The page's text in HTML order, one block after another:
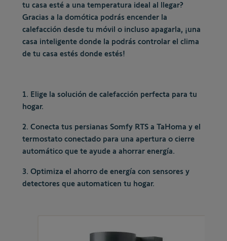
tu casa esté a una temperatura ideal al llegar?
Gracias a la domótica podrás encender la
calefacción desde tu móvil o incluso apagarla, ¡una
casa inteligente donde la podrás controlar el clima
de tu casa estés donde estés!
1. Elige la solución de calefacción perfecta para tu
hogar.
2. Conecta tus persianas Somfy RTS a TaHoma y el
termostato conectado para una apertura o cierre
automático que te ayude a ahorrar energía.
3. Optimiza el ahorro de energía con sensores y
detectores que automaticen tu hogar.